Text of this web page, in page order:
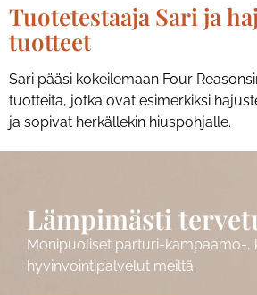
Tuotetestaaja Sari ja
tuotteet
Sari pääsi kokeilemaan Four
tuotteita, jotka ovat esimerkiksi
ja sopivat herkällekin hiuspohjalle.
Lämpimästi
Monipuoliset parturi-kampaamo-,
hyvinvointipalvelut meiltä.